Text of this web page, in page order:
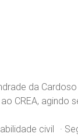
da
CREA, agindo
civil ·